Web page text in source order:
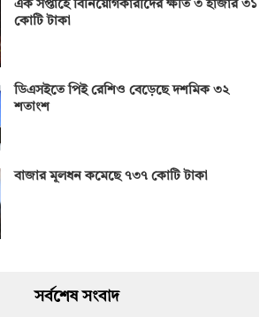
এক সপ্তাহে বিনিয়োগকারীদের ক্ষতি ৩ হাজার ৩১
কোটি টাকা
ডিএসইতে পিই রেশিও বেড়েছে দশমিক ৩২
শতাংশ
বাজার মূলধন কমেছে ৭৩৭ কোটি টাকা
সর্বশেষ সংবাদ